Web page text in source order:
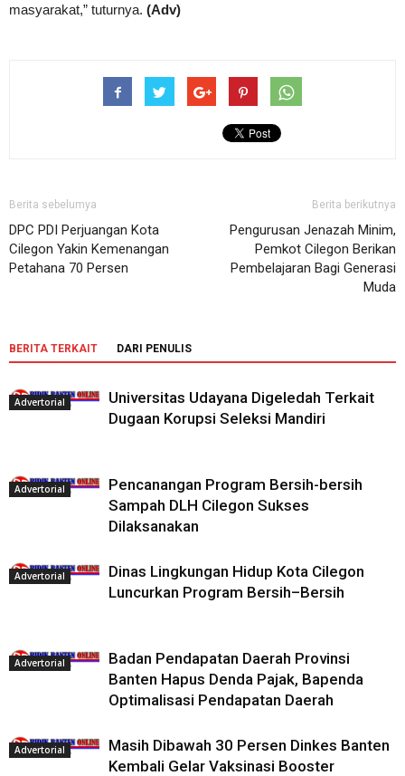
masyarakat,” tuturnya. (Adv)
Berita sebelumya
DPC PDI Perjuangan Kota
Cilegon Yakin Kemenangan
Petahana 70 Persen
Berita berikutnya
Pengurusan Jenazah Minim,
Pemkot Cilegon Berikan
Pembelajaran Bagi Generasi
Muda
BERITA TERKAIT DARI PENULIS
Advertorial
Universitas Udayana Digeledah Terkait
Dugaan Korupsi Seleksi Mandiri
Advertorial
Pencanangan Program Bersih-bersih
Sampah DLH Cilegon Sukses
Dilaksanakan
Advertorial
Dinas Lingkungan Hidup Kota Cilegon
Luncurkan Program Bersih–Bersih
Advertorial
Badan Pendapatan Daerah Provinsi
Banten Hapus Denda Pajak, Bapenda
Optimalisasi Pendapatan Daerah
Advertorial
Masih Dibawah 30 Persen Dinkes Banten
Kembali Gelar Vaksinasi Booster